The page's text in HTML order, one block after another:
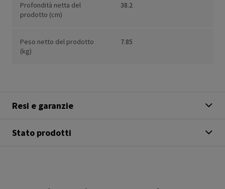
Profondità netta del
prodotto (cm)
38.2
Peso netto del prodotto
(kg)
7.85
Resi e garanzie
Stato prodotti